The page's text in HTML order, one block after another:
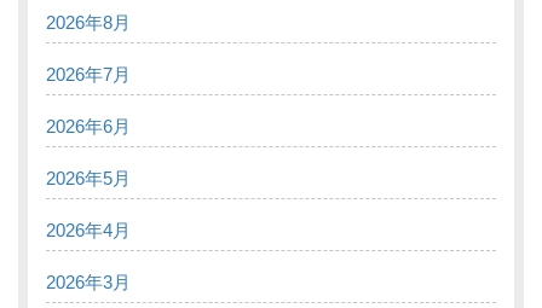
2026年8月
2026年7月
2026年6月
2026年5月
2026年4月
2026年3月